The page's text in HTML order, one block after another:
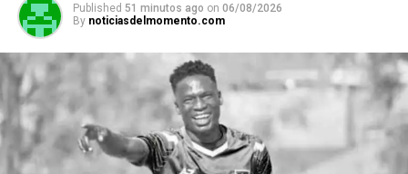
Published 51 minutos ago on 06/08/2026
By noticiasdelmomento.com